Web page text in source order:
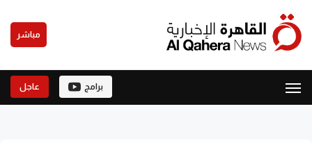
مباشر
برامج عاجل